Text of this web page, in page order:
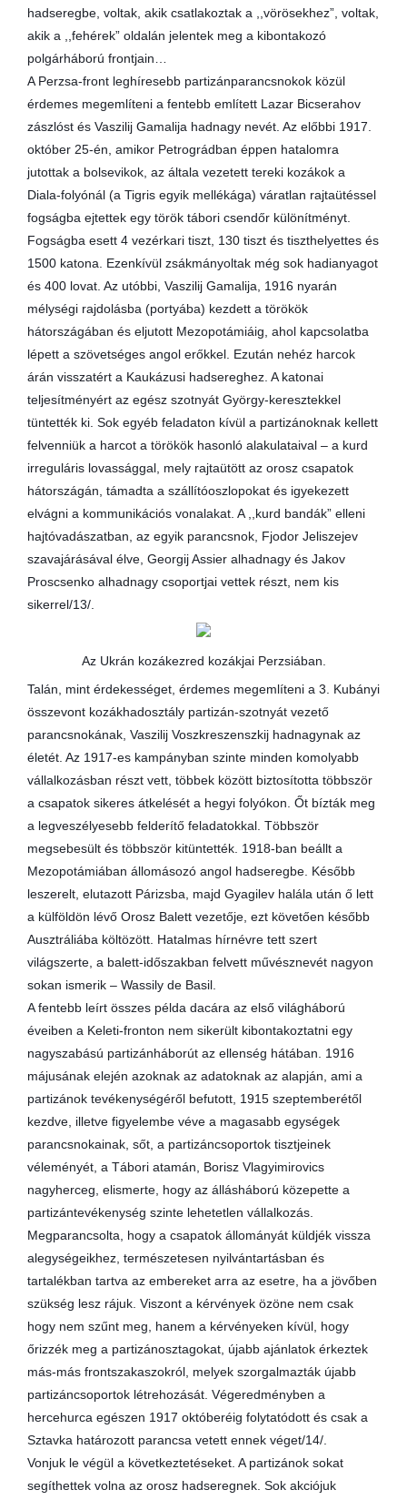
hadseregbe, voltak, akik csatlakoztak a ,,vörösekhez”, voltak,
akik a ,,fehérek” oldalán jelentek meg a kibontakozó
polgárháború frontjain…
A Perzsa-front leghíresebb partizánparancsnokok közül
érdemes megemlíteni a fentebb említett Lazar Bicserahov
zászlóst és Vaszilij Gamalija hadnagy nevét. Az előbbi 1917.
október 25-én, amikor Petrográdban éppen hatalomra
jutottak a bolsevikok, az általa vezetett tereki kozákok a
Diala-folyónál (a Tigris egyik mellékága) váratlan rajtaütéssel
fogságba ejtettek egy török tábori csendőr különítményt.
Fogságba esett 4 vezérkari tiszt, 130 tiszt és tiszthelyettes és
1500 katona. Ezenkívül zsákmányoltak még sok hadianyagot
és 400 lovat. Az utóbbi, Vaszilij Gamalija, 1916 nyarán
mélységi rajdolásba (portyába) kezdett a törökök
hátországában és eljutott Mezopotámiáig, ahol kapcsolatba
lépett a szövetséges angol erőkkel. Ezután nehéz harcok
árán visszatért a Kaukázusi hadsereghez. A katonai
teljesítményért az egész szotnyát György-keresztekkel
tüntették ki. Sok egyéb feladaton kívül a partizánoknak kellett
felvenniük a harcot a törökök hasonló alakulataival – a kurd
irreguláris lovassággal, mely rajtaütött az orosz csapatok
hátországán, támadta a szállítóoszlopokat és igyekezett
elvágni a kommunikációs vonalakat. A ,,kurd bandák” elleni
hajtóvadászatban, az egyik parancsnok, Fjodor Jeliszejev
szavajárásával élve, Georgij Assier alhadnagy és Jakov
Proscsenko alhadnagy csoportjai vettek részt, nem kis
sikerrel/13/.
Az Ukrán kozákezred kozákjai Perzsiában.
Talán, mint érdekességet, érdemes megemlíteni a 3. Kubányi
összevont kozákhadosztály partizán-szotnyát vezető
parancsnokának, Vaszilij Voszkreszenszkij hadnagynak az
életét. Az 1917-es kampányban szinte minden komolyabb
vállalkozásban részt vett, többek között biztosította többször
a csapatok sikeres átkelését a hegyi folyókon. Őt bízták meg
a legveszélyesebb felderítő feladatokkal. Többször
megsebesült és többször kitüntették. 1918-ban beállt a
Mezopotámiában állomásozó angol hadseregbe. Később
leszerelt, elutazott Párizsba, majd Gyagilev halála után ő lett
a külföldön lévő Orosz Balett vezetője, ezt követően később
Ausztráliába költözött. Hatalmas hírnévre tett szert
világszerte, a balett-időszakban felvett művésznevét nagyon
sokan ismerik – Wassily de Basil.
A fentebb leírt összes példa dacára az első világháború
éveiben a Keleti-fronton nem sikerült kibontakoztatni egy
nagyszabású partizánháborút az ellenség hátában. 1916
májusának elején azoknak az adatoknak az alapján, ami a
partizánok tevékenységéről befutott, 1915 szeptemberétől
kezdve, illetve figyelembe véve a magasabb egységek
parancsnokainak, sőt, a partizáncsoportok tisztjeinek
véleményét, a Tábori atamán, Borisz Vlagyimirovics
nagyherceg, elismerte, hogy az állásháború közepette a
partizántevékenység szinte lehetetlen vállalkozás.
Megparancsolta, hogy a csapatok állományát küldjék vissza
alegységeikhez, természetesen nyilvántartásban és
tartalékban tartva az embereket arra az esetre, ha a jövőben
szükség lesz rájuk. Viszont a kérvények özöne nem csak
hogy nem szűnt meg, hanem a kérvényeken kívül, hogy
őrizzék meg a partizánosztagokat, újabb ajánlatok érkeztek
más-más frontszakaszokról, melyek szorgalmazták újabb
partizáncsoportok létrehozását. Végeredményben a
hercehurca egészen 1917 októberéig folytatódott és csak a
Sztavka határozott parancsa vetett ennek véget/14/.
Vonjuk le végül a következtetéseket. A partizánok sokat
segíthettek volna az orosz hadseregnek. Sok akciójuk